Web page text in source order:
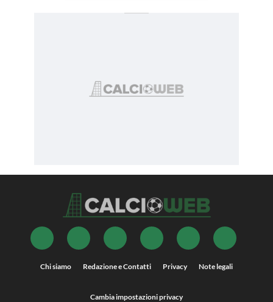
Chi siamo Redazione e Contatti Privacy Note legali
Cambia impostazioni privacy